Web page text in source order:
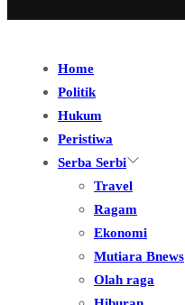
Home
Politik
Hukum
Peristiwa
Serba Serbi
Travel
Ragam
Ekonomi
Mutiara Bnews
Olah raga